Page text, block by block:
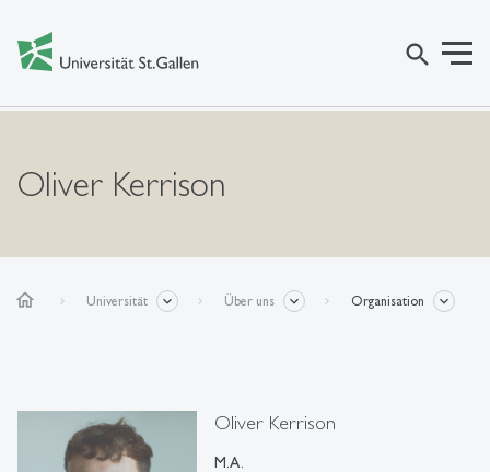
search
Oliver Kerrison
home Universität Über uns Organisation
Oliver Kerrison
M.A.